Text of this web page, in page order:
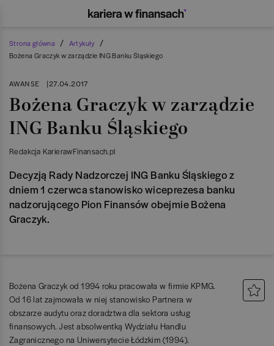
Strona główna / Artykuły /
Bożena Graczyk w zarządzie ING Banku Śląskiego
AWANSE |27.04.2017
Bożena Graczyk w zarządzie
ING Banku Śląskiego
Redakcja KarierawFinansach.pl
Decyzją Rady Nadzorczej ING Banku Śląskiego z
dniem 1 czerwca stanowisko wiceprezesa banku
nadzorującego Pion Finansów obejmie Bożena
Graczyk.
Bożena Graczyk od 1994 roku pracowała w firmie KPMG.
Od 16 lat zajmowała w niej stanowisko Partnera w
obszarze audytu oraz doradztwa dla sektora usług
finansowych. Jest absolwentką Wydziału Handlu
Zagranicznego na Uniwersytecie Łódzkim (1994).